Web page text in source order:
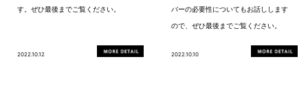
す。ぜひ最後までご覧ください。
2022.10.12
バーの必要性についてもお話しします
ので、ぜひ最後までご覧ください。
2022.10.10